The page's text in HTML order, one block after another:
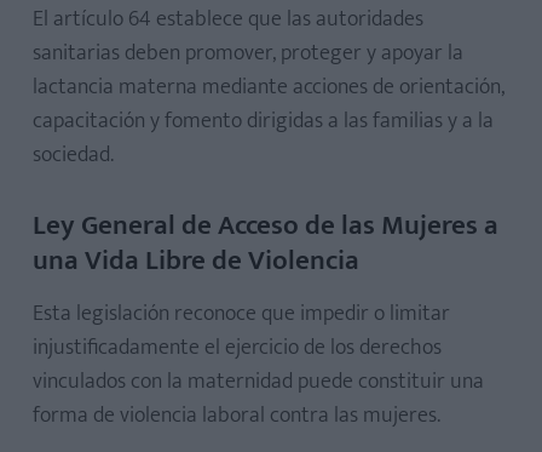
El artículo 64 establece que las autoridades
sanitarias deben promover, proteger y apoyar la
lactancia materna mediante acciones de orientación,
capacitación y fomento dirigidas a las familias y a la
sociedad.
Ley General de Acceso de las Mujeres a
una Vida Libre de Violencia
Esta legislación reconoce que impedir o limitar
injustificadamente el ejercicio de los derechos
vinculados con la maternidad puede constituir una
forma de violencia laboral contra las mujeres.